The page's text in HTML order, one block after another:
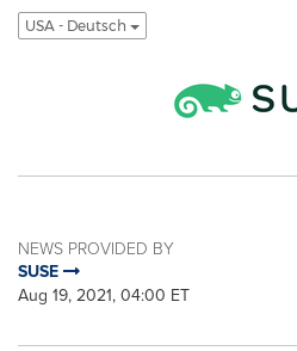
USA - Deutsch
NEWS PROVIDED BY
SUSE
Aug 19, 2021, 04:00 ET